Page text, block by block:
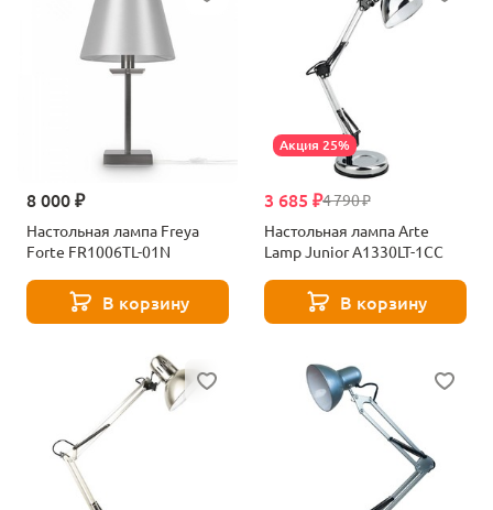
8 000 ₽
Настольная лампа Freya
Forte FR1006TL-01N
В корзину
Акция 25%
4 790 ₽
3 685 ₽
Настольная лампа Arte
Lamp Junior A1330LT-1CC
В корзину